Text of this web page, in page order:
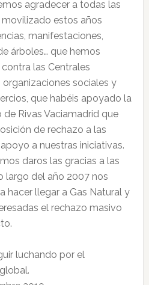
agradecer a todas las
estos años
manifestaciones,
árboles… que hemos
las Centrales
organizaciones sociales y
que habéis apoyado la
Rivas Vaciamadrid que
de rechazo a las
a nuestras iniciativas.
daros las gracias a las
largo del año 2007 nos
hacer llegar a Gas Natural y
el rechazo masivo
luchando por el